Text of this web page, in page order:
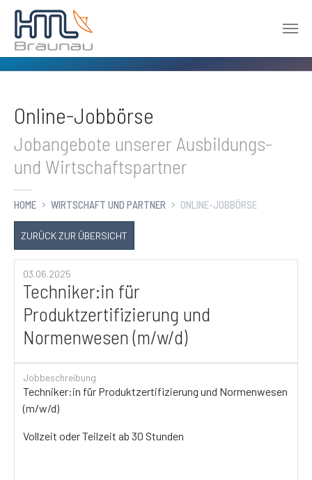
Online-Jobbörse
Jobangebote unserer Ausbildungs-
und Wirtschaftspartner
HOME WIRTSCHAFT UND PARTNER ONLINE-JOBBÖRSE
ZURÜCK ZUR ÜBERSICHT
03.06.2025
Techniker:in für
Produktzertifizierung und
Normenwesen (m/w/d)
Jobbeschreibung
Techniker:in für Produktzertifizierung und Normenwesen
(m/w/d)
Vollzeit oder Teilzeit ab 30 Stunden